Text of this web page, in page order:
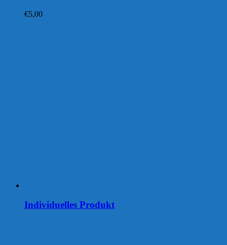
€5,00
Individuelles Produkt